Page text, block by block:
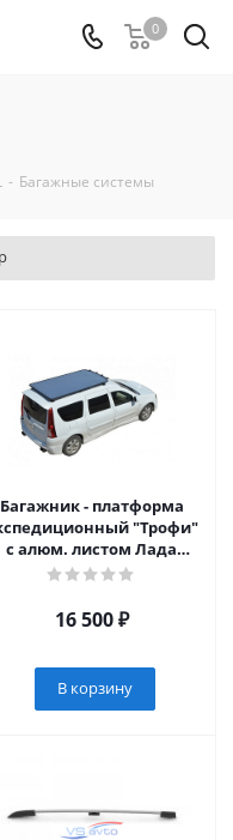
0
- Багажные системы
Багажник - платформа
"Трофи"
с алюм. листом Лада
Ларгус (арт. 3429)
16 500₽
В корзину